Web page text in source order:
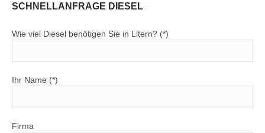
SCHNELLANFRAGE DIESEL
Wie viel Diesel benötigen Sie in Litern? (*)
Ihr Name (*)
Firma